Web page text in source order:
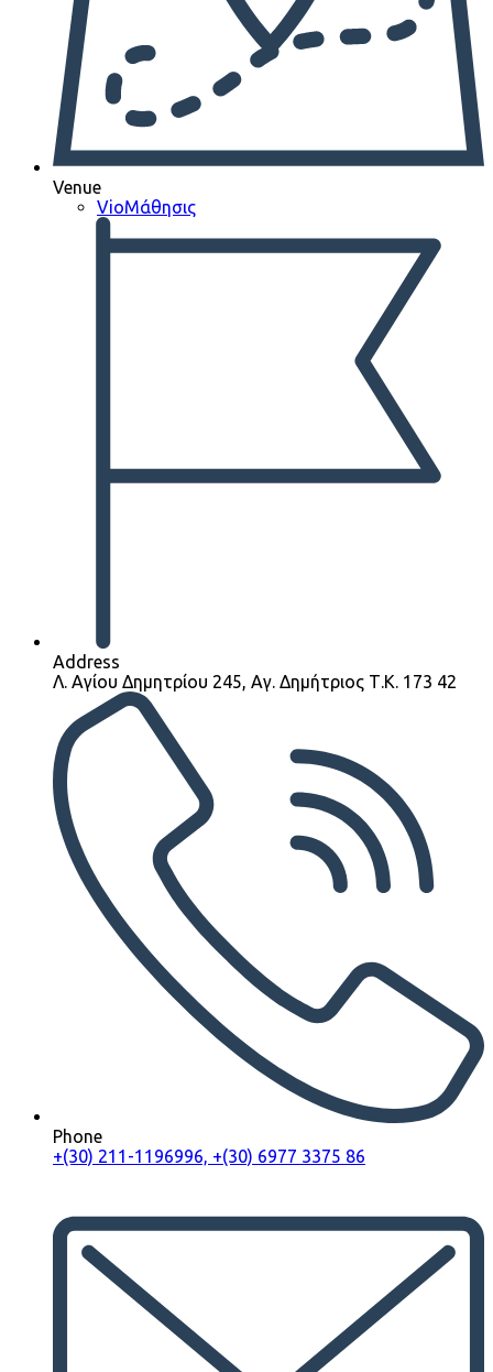
Venue
VioΜάθησις
Address
Λ. Αγίου Δημητρίου 245, Αγ. Δημήτριος Τ.Κ. 173 42
Phone
+(30) 211-1196996, +(30) 6977 3375 86